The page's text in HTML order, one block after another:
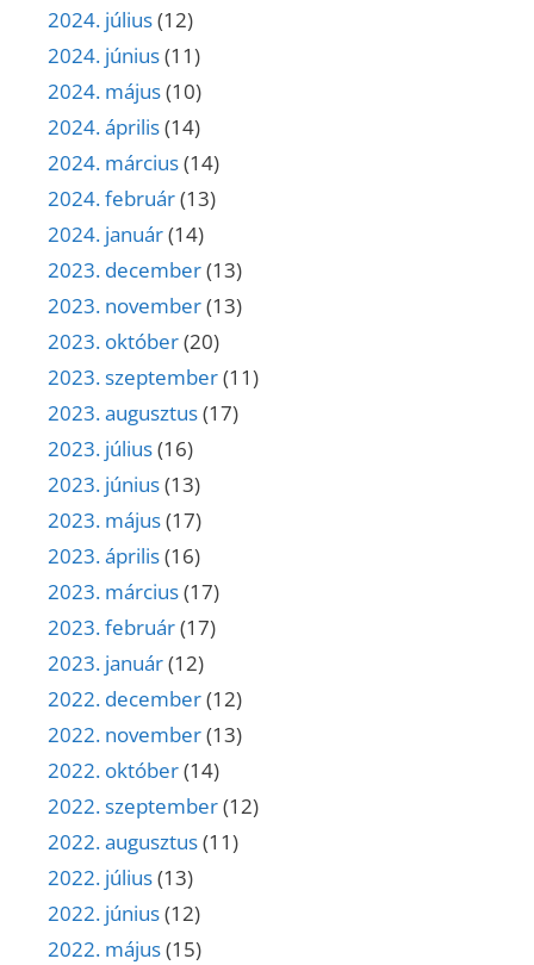
2024. július(12)
2024. június(11)
2024. május(10)
2024. április(14)
2024. március(14)
2024. február(13)
2024. január(14)
2023. december(13)
2023. november(13)
2023. október(20)
2023. szeptember(11)
2023. augusztus(17)
2023. július(16)
2023. június(13)
2023. május(17)
2023. április(16)
2023. március(17)
2023. február(17)
2023. január(12)
2022. december(12)
2022. november(13)
2022. október(14)
2022. szeptember(12)
2022. augusztus(11)
2022. július(13)
2022. június(12)
2022. május(15)